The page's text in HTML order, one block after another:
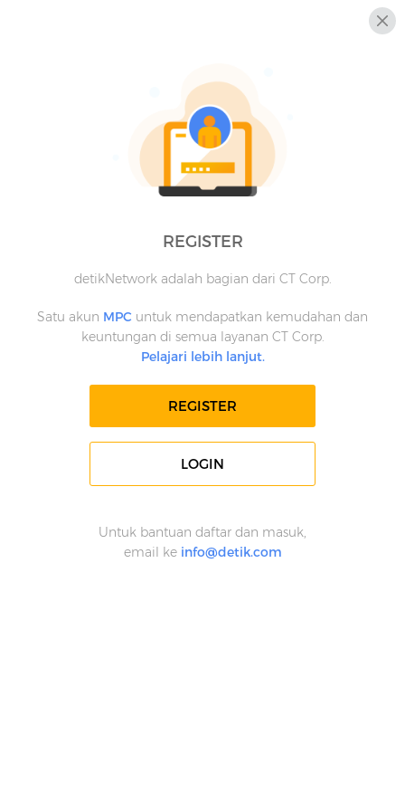
REGISTER
detikNetwork adalah bagian dari CT Corp.
Satu akun MPC untuk mendapatkan kemudahan dan
keuntungan di semua layanan CT Corp.
Pelajari lebih lanjut.
REGISTER
LOGIN
Untuk bantuan daftar dan masuk,
email ke info@detik.com